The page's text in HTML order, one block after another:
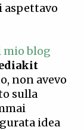
aspettavo
mio blog
non avevo
sulla
idea